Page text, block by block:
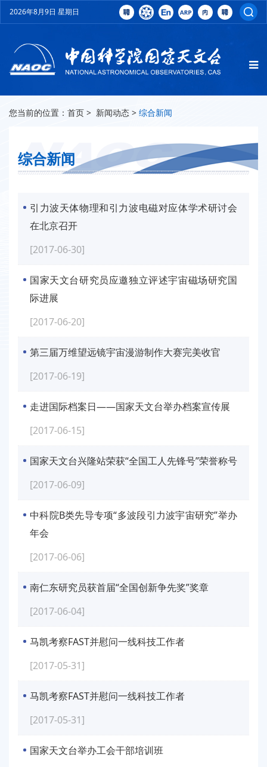
2026年8月9日 星期日
您当前的位置： 首页 > 新闻动态 > 综合新闻
综合新闻
引力波天体物理和引力波电磁对应体学术研讨会
在北京召开
[2017-06-30]
国家天文台研究员应邀独立评述宇宙磁场研究国
际进展
[2017-06-20]
第三届万维望远镜宇宙漫游制作大赛完美收官
[2017-06-19]
走进国际档案日——国家天文台举办档案宣传展
[2017-06-15]
国家天文台兴隆站荣获“全国工人先锋号”荣誉称号
[2017-06-09]
中科院B类先导专项“多波段引力波宇宙研究”举办
年会
[2017-06-06]
南仁东研究员获首届“全国创新争先奖”奖章
[2017-06-04]
马凯考察FAST并慰问一线科技工作者
[2017-05-31]
马凯考察FAST并慰问一线科技工作者
[2017-05-31]
国家天文台举办工会干部培训班